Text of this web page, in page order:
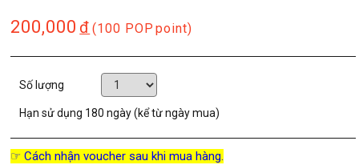
200,000 đ (100 POP point)
Số lượng
Hạn sử dụng 180 ngày (kể từ ngày mua)
☞ Cách nhận voucher sau khi mua hàng.